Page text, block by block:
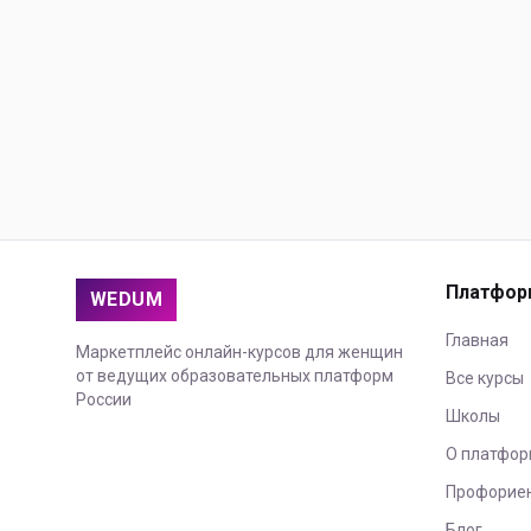
WEDUM
Маркетплейс онлайн-курсов для женщин
от ведущих образовательных платформ
России
Главная
Все курсы
Школы
О